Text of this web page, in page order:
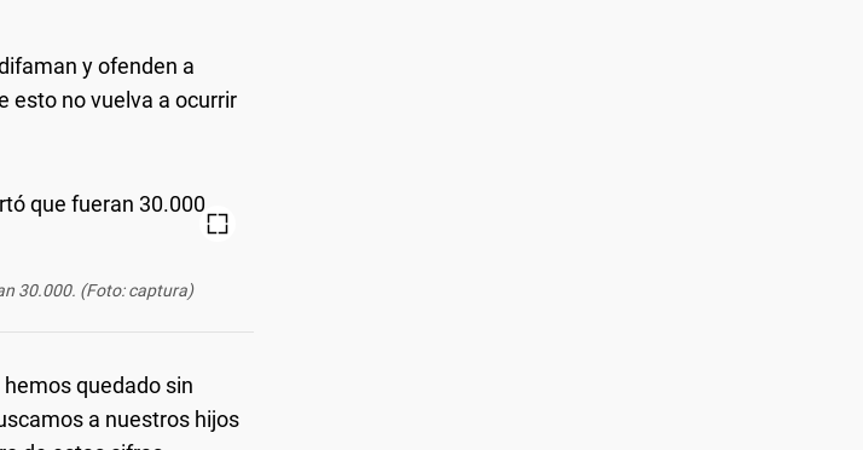
y ofenden a
esto no vuelva a ocurrir
30.000. (Foto: captura)
quedado sin
a nuestros hijos